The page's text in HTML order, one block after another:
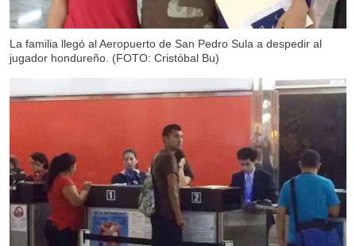
La familia llegó al Aeropuerto de San Pedro Sula a despedir al
jugador hondureño. (FOTO: Cristóbal Bu)